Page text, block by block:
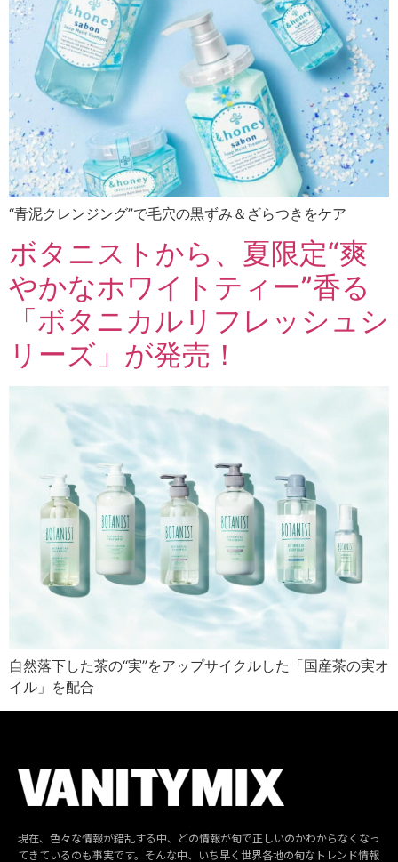
“青泥クレンジング”で毛穴の黒ずみ＆ざらつきをケア
ボタニストから、夏限定“爽
やかなホワイトティー”香る
「ボタニカルリフレッシュシ
リーズ」が発売！
自然落下した茶の“実”をアップサイクルした「国産茶の実オ
イル」を配合
現在、色々な情報が錯乱する中、どの情報が旬で正しいのかわからなくなっ
てきているのも事実です。そんな中、いち早く世界各地の旬なトレンド情報